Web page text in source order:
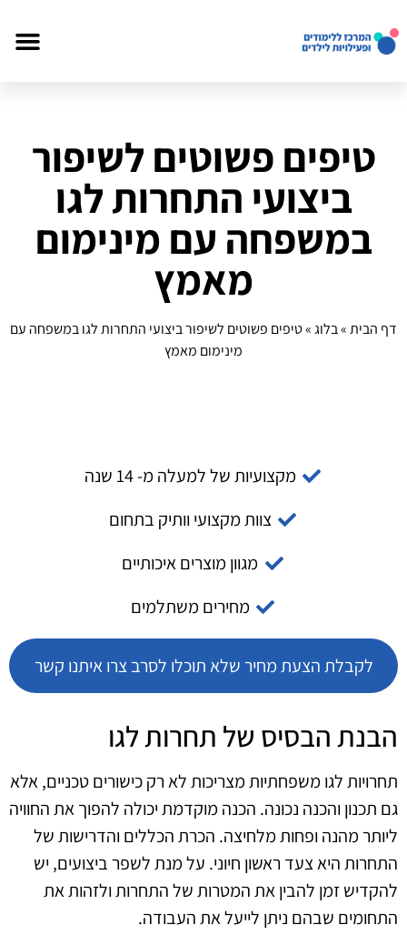
טיפים פשוטים לשיפור
ביצועי התחרות לגו
במשפחה עם מינימום
מאמץ
דף הבית»בלוג»טיפים פשוטים לשיפור ביצועי התחרות לגו במשפחה עם
מינימום מאמץ
מקצועיות של למעלה מ- 14 שנה
צוות מקצועי וותיק בתחום
מגוון מוצרים איכותיים
מחירים משתלמים
לקבלת הצעת מחיר שלא תוכלו לסרב צרו איתנו קשר
הבנת הבסיס של תחרות לגו
תחרויות לגו משפחתיות מצריכות לא רק כישורים טכניים, אלא
גם תכנון והכנה נכונה. הכנה מוקדמת יכולה להפוך את החוויה
ליותר מהנה ופחות מלחיצה. הכרת הכללים והדרישות של
התחרות היא צעד ראשון חיוני. על מנת לשפר ביצועים, יש
להקדיש זמן להבין את המטרות של התחרות ולזהות את
התחומים שבהם ניתן לייעל את העבודה.